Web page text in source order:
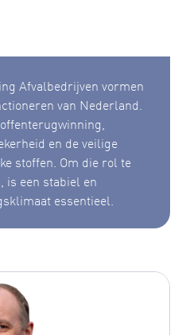
Afvalbedrijven vormen
van Nederland.
en de veilige
stoffen. Om die rol te
is een stabiel en
essentieel.